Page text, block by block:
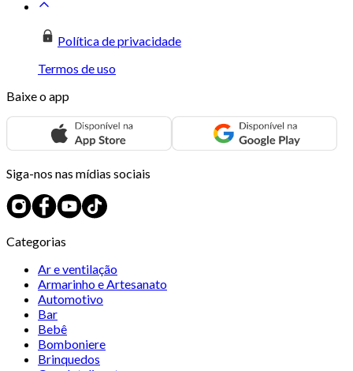
Política de privacidade
Termos de uso
Baixe o app
Siga-nos nas mídias sociais
Categorias
Ar e ventilação
Armarinho e Artesanato
Automotivo
Bar
Bebê
Bomboniere
Brinquedos